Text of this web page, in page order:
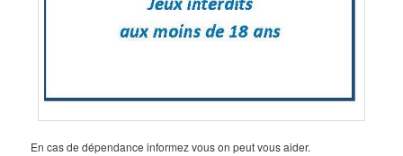
En cas de dépendance informez vous on peut vous aider.